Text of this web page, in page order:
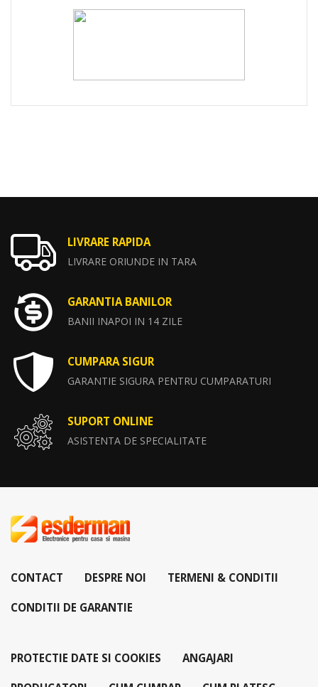
LIVRARE RAPIDA
LIVRARE ORIUNDE IN TARA
GARANTIA BANILOR
BANII INAPOI IN 14 ZILE
CUMPARA SIGUR
GARANTIE SIGURA PENTRU CUMPARATURI
SUPORT ONLINE
ASISTENTA DE SPECIALITATE
CONTACT DESPRE NOI TERMENI & CONDITII
CONDITII DE GARANTIE
PROTECTIE DATE SI COOKIES ANGAJARI